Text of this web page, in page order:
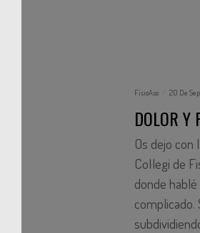
FisioAso 20 De
DOLOR Y
Os dejo con
Col·legi de
donde
complicado.